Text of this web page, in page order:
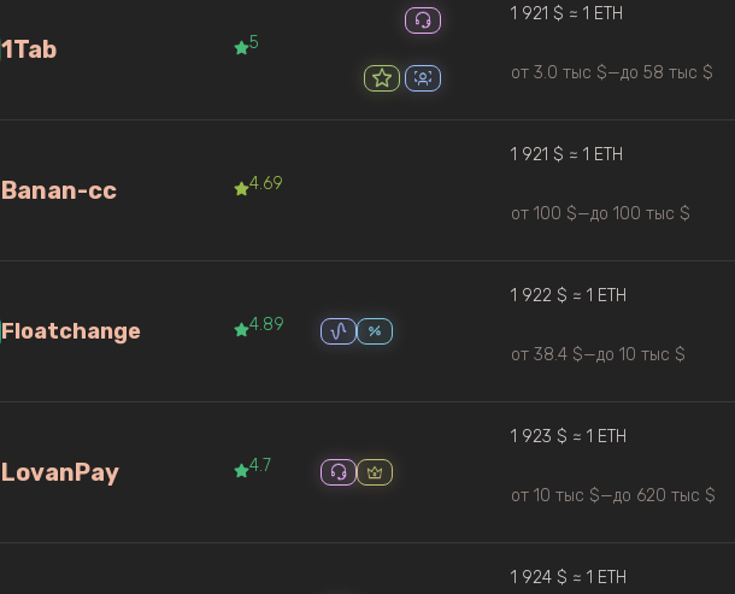
1Tab 5
1 921 $ ≈ 1 ETH
от 3.0 тыс $—до 58 тыс $
Banan-cc 4.69
1 921 $ ≈ 1 ETH
от 100 $—до 100 тыс $
Floatchange 4.89
1 922 $ ≈ 1 ETH
от 38.4 $—до 10 тыс $
LovanPay 4.7
1 923 $ ≈ 1 ETH
от 10 тыс $—до 620 тыс $
1 924 $ ≈ 1 ETH